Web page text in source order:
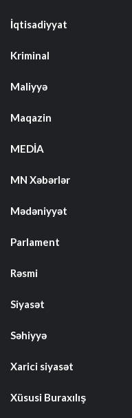
İqtisadiyyat
Kriminal
Maliyyə
Maqazin
MEDİA
MN Xəbərlər
Mədəniyyət
Parlament
Rəsmi
Siyasət
Səhiyyə
Xarici siyasət
Xüsusi Buraxılış